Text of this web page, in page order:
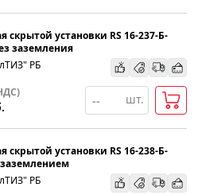
скрытой установки RS 16-237-Б-
заземления
РБ
шт.
скрытой установки RS 16-238-Б-
заземлением
РБ